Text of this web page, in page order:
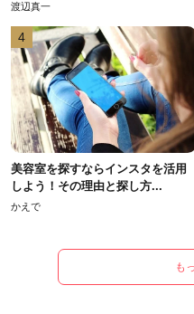
渡辺真一
4
美容室を探すならインスタを活用
しよう！その理由と探し方...
かえで
も